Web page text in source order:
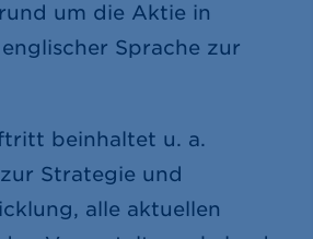
um die Aktie in
Sprache zur
beinhaltet u. a.
Strategie und
alle aktuellen